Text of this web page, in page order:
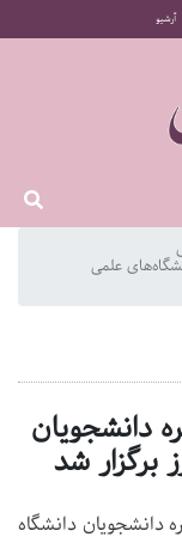
آرشیو
علمی
دانشجویان
برگزار شد
دانشجویان دانشگاه